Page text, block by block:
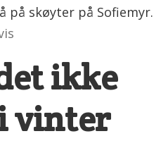
på skøyter på Sofiemyr.
ikke
vinter